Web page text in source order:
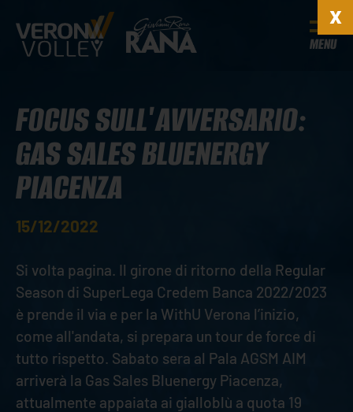
MENU
FOCUS SULL'AVVERSARIO:
GAS SALES BLUENERGY
PIACENZA
15/12/2022
Si volta pagina. Il girone di ritorno della Regular
Season di SuperLega Credem Banca 2022/2023
è prende il via e per la WithU Verona l’inizio,
come all'andata, si prepara un tour de force di
tutto rispetto. Sabato sera al Pala AGSM AIM
arriverà la Gas Sales Bluenergy Piacenza,
attualmente appaiata ai gialloblù a quota 19